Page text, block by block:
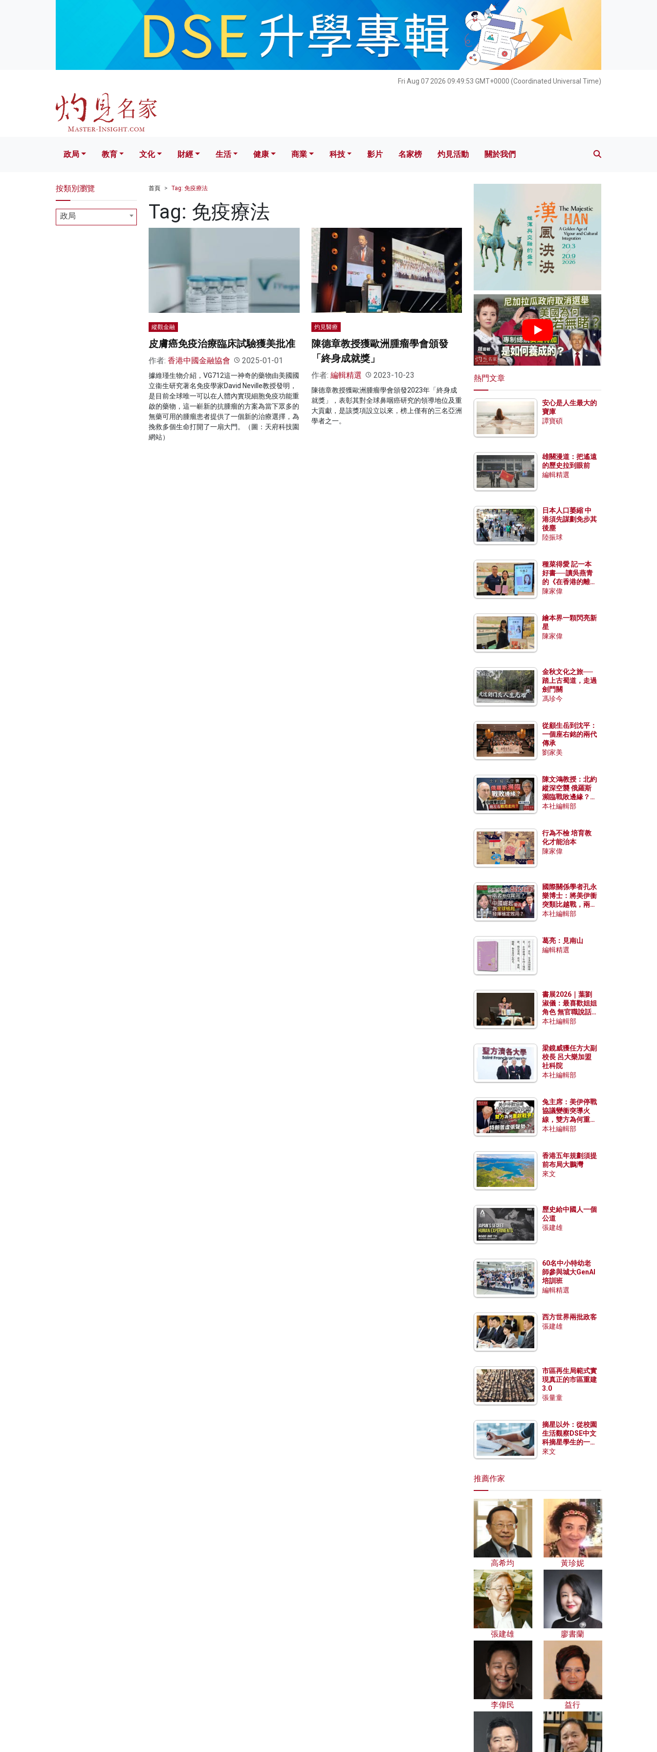
Fri Aug 07 2026 09:49:54 GMT+0000 (Coordinated Universal Time)
文化 財經 生活 健康 科技 影片 名家榜 灼見活動 關於我們
政局 教育 文化 財經 生活 健康 商業 科技 影片 名家榜 灼見活動 關於我們
首頁 Tag: 免疫療法
Tag: 免疫療法
縱觀金融
皮膚癌免疫治療臨床試驗獲美批准
作者: 香港中國金融協會 2025-01-01
據維瑾生物介紹，VG712這一神奇的藥物由美國國
立衞生研究著名免疫學家David Neville教授發明，
是目前全球唯一可以在人體內實現細胞免疫功能重
啟的藥物，這一嶄新的抗腫瘤的方案為當下眾多的
無藥可用的腫瘤患者提供了一個新的治療選擇，為
挽救多個生命打開了一扇大門。（圖：天府科技園
網站）
灼見醫療
陳德章教授獲歐洲腫瘤學會頒發
「終身成就獎」
作者: 編輯精選 2023-10-23
陳德章教授獲歐洲腫瘤學會頒發2023年「終身成
就獎」，表彰其對全球鼻咽癌研究的領導地位及重
大貢獻，是該獎項設立以來，榜上僅有的三名亞洲
學者之一。
按類別瀏覽
政局
熱門文章
安心是人生最大的
寶庫
譚寶碩
雄關漫道：把遙遠
的歷史拉到眼前
編輯精選
日本人口萎縮 中
港須先謀劃免步其
後塵
陸振球
種菜得愛 記一本
好書──讀吳燕青
的《在香港的離島
種菜》
陳家偉
繪本界一顆閃亮新
星
陳家偉
金秋文化之旅──
踏上古蜀道，走過
劍門關
馮珍今
從顧生岳到沈平：
一個座右銘的兩代
傳承
劉家美
陳文鴻教授：北約
縱深空襲 俄羅斯
瀕臨戰敗邊緣？中
國零部件能左右戰
本社編輯部
行為不檢 培育教
化才能治本
陳家偉
國際關係學者孔永
樂博士：將美伊衝
突類比越戰，兩者
有何異同？中國崛
本社編輯部
葛亮：見南山
編輯精選
書展2026｜葉劉
淑儀：最喜歡姐姐
角色 無官職說話
包袱少
本社編輯部
梁鏡威獲任方大副
校長 呂大樂加盟
社科院
本社編輯部
兔主席：美伊停戰
協議變衝突導火
線，雙方為何重啟
戰爭？伊朗一早洞
本社編輯部
香港五年規劃須提
前布局大鵬灣
來文
歷史給中國人一個
公道
張建雄
60名中小特幼老
師參與城大GenAI
培訓班
編輯精選
西方世界兩批政客
張建雄
市區再生局範式實
現真正的市區重建
3.0
張量童
摘星以外：從校園
生活觀察DSE中文
科摘星學生的一點
特質
來文
推薦作家
高希均 黃珍妮
張建雄 廖書蘭
李偉民 益行